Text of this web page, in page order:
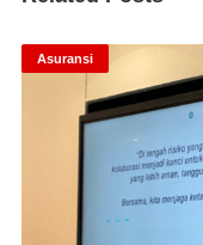
Asuransi